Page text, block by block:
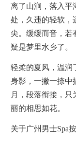
离了山涧，落入平
处，久违的轻软，
尖。缓缓而音，若
疑是梦里水乡了。
轻柔的夏风，温润
身影，一撇一捺中
月，段落衔接，
丽的相思如花。
关于广州男士Spa